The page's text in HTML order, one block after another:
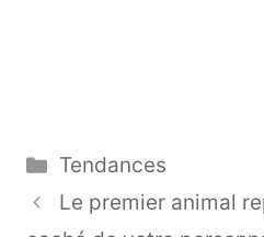
Catégories
Tendances
Le premier animal